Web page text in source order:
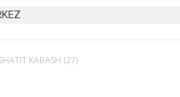
KABASH (27)